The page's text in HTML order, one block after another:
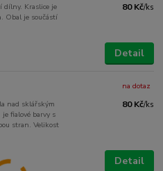
dílny. Kraslice je
Obal je součástí
80 Kč/ks
Detail
nad sklářským
fialové barvy s
stran. Velikost
80 Kč/ks
na dotaz
Detail